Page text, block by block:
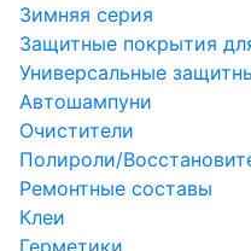
Зимняя серия
Защитные покрытия
Универсальные
Автошампуни
Очистители
Полироли/
Ремонтные составы
Клеи